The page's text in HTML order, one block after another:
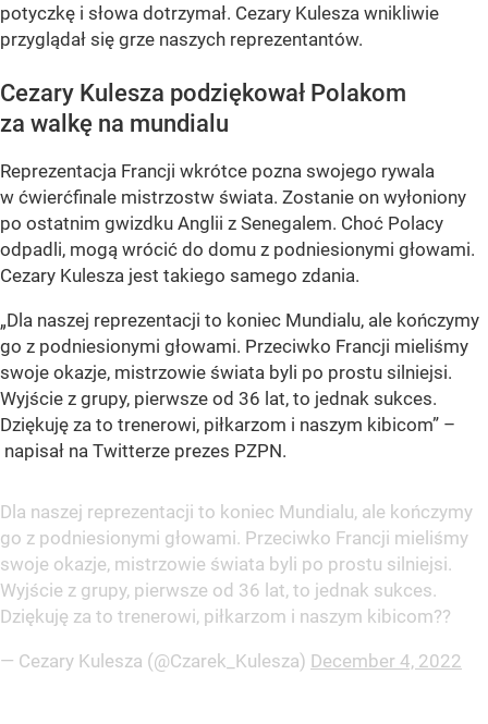
potyczkę i słowa dotrzymał. Cezary Kulesza wnikliwie
przyglądał się grze naszych reprezentantów.
Cezary Kulesza podziękował Polakom
za walkę na mundialu
Reprezentacja Francji wkrótce pozna swojego rywala
w ćwierćfinale mistrzostw świata. Zostanie on wyłoniony
po ostatnim gwizdku Anglii z Senegalem. Choć Polacy
odpadli, mogą wrócić do domu z podniesionymi głowami.
Cezary Kulesza jest takiego samego zdania.
„Dla naszej reprezentacji to koniec Mundialu, ale kończymy
go z podniesionymi głowami. Przeciwko Francji mieliśmy
swoje okazje, mistrzowie świata byli po prostu silniejsi.
Wyjście z grupy, pierwsze od 36 lat, to jednak sukces.
Dziękuję za to trenerowi, piłkarzom i naszym kibicom” –
napisał na Twitterze prezes PZPN.
Dla naszej reprezentacji to koniec Mundialu, ale kończymy
go z podniesionymi głowami. Przeciwko Francji mieliśmy
swoje okazje, mistrzowie świata byli po prostu silniejsi.
Wyjście z grupy, pierwsze od 36 lat, to jednak sukces.
Dziękuję za to trenerowi, piłkarzom i naszym kibicom??
— Cezary Kulesza (@Czarek_Kulesza) December 4, 2022